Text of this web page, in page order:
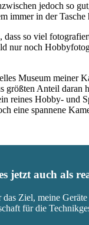
jedoch so
immer in der Tasche
dass so viel
nur noch
Museum meiner
Anteil daran
reines Hobby- und
eine spannene
jetzt auch als
Ziel, meine
für die